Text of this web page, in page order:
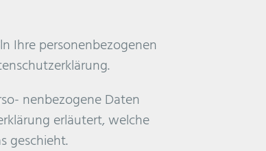
Ihre personenbezogenen
nenbezogene Daten
erläutert, welche
geschieht.